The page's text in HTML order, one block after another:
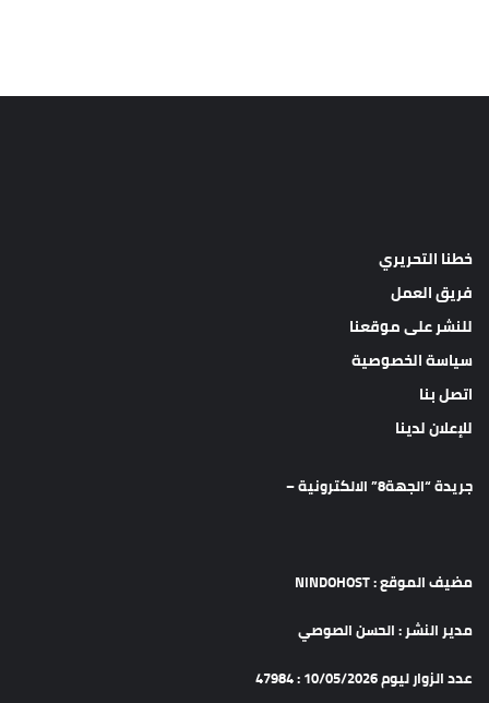
خطنا التحريري
فريق العمل
للنشر على موقعنا
سياسة الخصوصية
اتصل بنا
للإعلان لدينا
جريدة “الجهة8” الالكترونية –
مضيف الموقع : NINDOHOST
مدير النشر : الحسن الصوصي
عدد الزوار ليوم 10/05/2026 : 47984